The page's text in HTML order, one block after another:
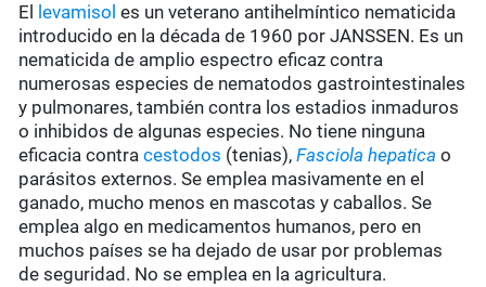
El
levamisol es un veterano antihelmíntico nematicida
introducido en la década de 1960 por JANSSEN. Es un
nematicida de amplio espectro eficaz contra
numerosas especies de nematodos gastrointestinales
y pulmonares, también contra los estadios inmaduros
o inhibidos de algunas especies. No tiene ninguna
eficacia contracestodos (tenias),Fasciola hepatica o
parásitos externos. Se emplea masivamente en el
ganado, mucho menos en mascotas y caballos. Se
emplea algo en medicamentos humanos, pero en
muchos países se ha dejado de usar por problemas
de seguridad. No se emplea en la agricultura.